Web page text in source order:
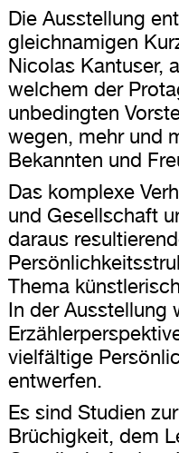
Die Ausstellung
gleichnamigen
Nicolas Kantuser,
welchem der
unbedingten
wegen, mehr und
Bekannten und
Das komplexe
und Gesellschaft
daraus
Thema
In der Ausstellung
vielfältige
entwerfen.
Es sind Studien
Brüchigkeit, dem